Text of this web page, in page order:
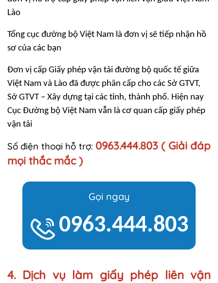
Lào
Tổng cục đường bộ Việt Nam là đơn vị sẽ tiếp nhận hồ
sơ của các bạn
Đơn vị cấp Giấy phép vận tải đường bộ quốc tế giữa
Việt Nam và Lào đã được phân cấp cho các Sở GTVT,
Sở GTVT – Xây dựng tại các tỉnh, thành phố. Hiện nay
Cục Đường bộ Việt Nam vẫn là cơ quan cấp giấy phép
vận tải
Số điện thoại hỗ trợ: 0963.444.803 ( Giải đáp
mọi thắc mắc )
Gọi ngay
0963.444.803
4. Dịch vụ làm giấy phép liên vận